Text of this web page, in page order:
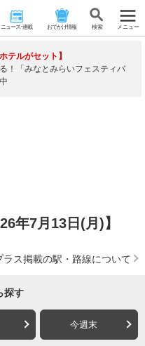
ニュース･連載 おでかけ情報 検 索 メニュー
テルがセット】
！「みなとみらいフェスティバ
年7月13日(月)】
ラス掲載の駅・路線について
探す
今週末